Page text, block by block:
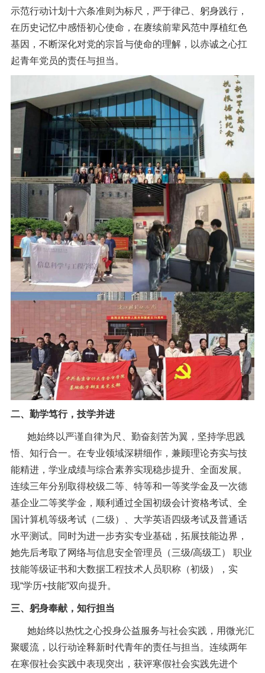
示范行动计划十六条准则为标尺，严于律己、躬身践行，
在历史记忆中感悟初心使命，在赓续前辈风范中厚植红色
基因，不断深化对党的宗旨与使命的理解，以赤诚之心扛
起青年党员的责任与担当。
二、勤学笃行，技学并进
她始终以严谨自律为尺、勤奋刻苦为翼，坚持学思践
悟、知行合一。在专业领域深耕细作，兼顾理论夯实与技
能精进，学业成绩与综合素养实现稳步提升、全面发展。
连续三年分别取得校级二等、特等和一等奖学金及一次德
基企业二等奖学金，顺利通过全国初级会计资格考试、全
国计算机等级考试（二级）、大学英语四级考试及普通话
水平测试。同时为进一步夯实专业基础，拓展技能边界，
她先后考取了网络与信息安全管理员（三级/高级工） 职业
技能等级证书和大数据工程技术人员职称（初级），实
现“学历+技能”双向提升。
三、躬身奉献，知行担当
她始终以热忱之心投身公益服务与社会实践，用微光汇
聚暖流，以行动诠释新时代青年的责任与担当。连续两年
在寒假社会实践中表现突出，获评寒假社会实践先进个